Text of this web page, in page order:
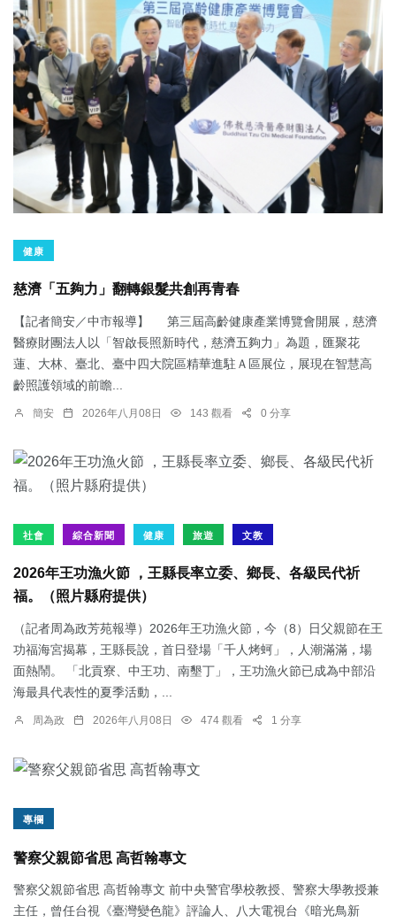
健康
慈濟「五夠力」翻轉銀髮共創再青春
【記者簡安／中市報導】 第三屆高齡健康產業博覽會開展，慈濟
醫療財團法人以「智啟長照新時代，慈濟五夠力」為題，匯聚花
蓮、大林、臺北、臺中四大院區精華進駐Ａ區展位，展現在智慧高
齡照護領域的前瞻...
簡安 2026年八月08日 143 觀看 0 分享
社會 綜合新聞 健康 旅遊 文教
2026年王功漁火節 ，王縣長率立委、鄉長、各級民代祈
福。（照片縣府提供）
（記者周為政芳苑報導）2026年王功漁火節，今（8）日父親節在王
功福海宮揭幕，王縣長說，首日登場「千人烤蚵」，人潮滿滿，場
面熱鬧。 「北貢寮、中王功、南墾丁」，王功漁火節已成為中部沿
海最具代表性的夏季活動，...
周為政 2026年八月08日 474 觀看 1 分享
專欄
警察父親節省思 高哲翰專文
警察父親節省思 高哲翰專文 前中央警官學校教授、警察大學教授兼
主任，曾任台視《臺灣變色龍》評論人、八大電視台《暗光鳥新